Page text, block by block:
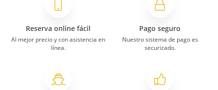
Reserva online fácil
Al mejor precio y con asistencia en
línea.
Pago seguro
Nuestro sistema de pago es
securizado.